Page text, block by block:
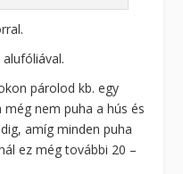
párolod kb. egy
nem puha a hús és
amíg minden puha
ez még további 20 –